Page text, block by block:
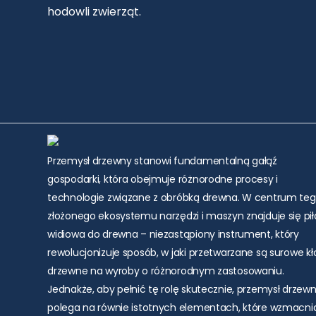
hodowli zwierząt.
Przemysł drzewny stanowi fundamentalną gałąź
gospodarki, która obejmuje różnorodne procesy i
technologie związane z obróbką drewna. W centrum
złożonego ekosystemu narzędzi i maszyn znajduje się
widiowa do drewna – niezastąpiony instrument, który
rewolucjonizuje sposób, w jaki przetwarzane są surowe
drzewne na wyroby o różnorodnym zastosowaniu.
Jednakże, aby pełnić tę rolę skutecznie, przemysł
polega na równie istotnych elementach, które